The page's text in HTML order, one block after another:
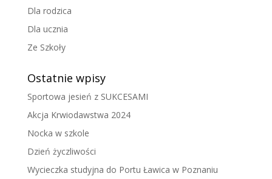
Dla rodzica
Dla ucznia
Ze Szkoły
Ostatnie wpisy
Sportowa jesień z SUKCESAMI
Akcja Krwiodawstwa 2024
Nocka w szkole
Dzień życzliwości
Wycieczka studyjna do Portu Ławica w Poznaniu